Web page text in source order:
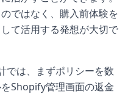
ではなく、購入前体験を
て活用する発想が大切で
では、まずポリシーを数
Shopify管理画面の返金